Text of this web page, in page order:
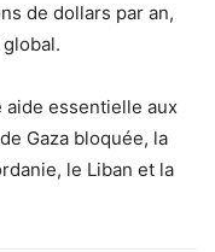
de dollars par an,
aide essentielle aux
Gaza bloquée, la
le Liban et la